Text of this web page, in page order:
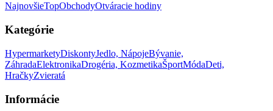
NajnovšieTopObchodyOtváracie hodiny
Kategórie
HypermarketyDiskontyJedlo, NápojeBývanie,
ZáhradaElektronikaDrogéria, KozmetikaŠportMódaDeti,
HračkyZvieratá
Informácie